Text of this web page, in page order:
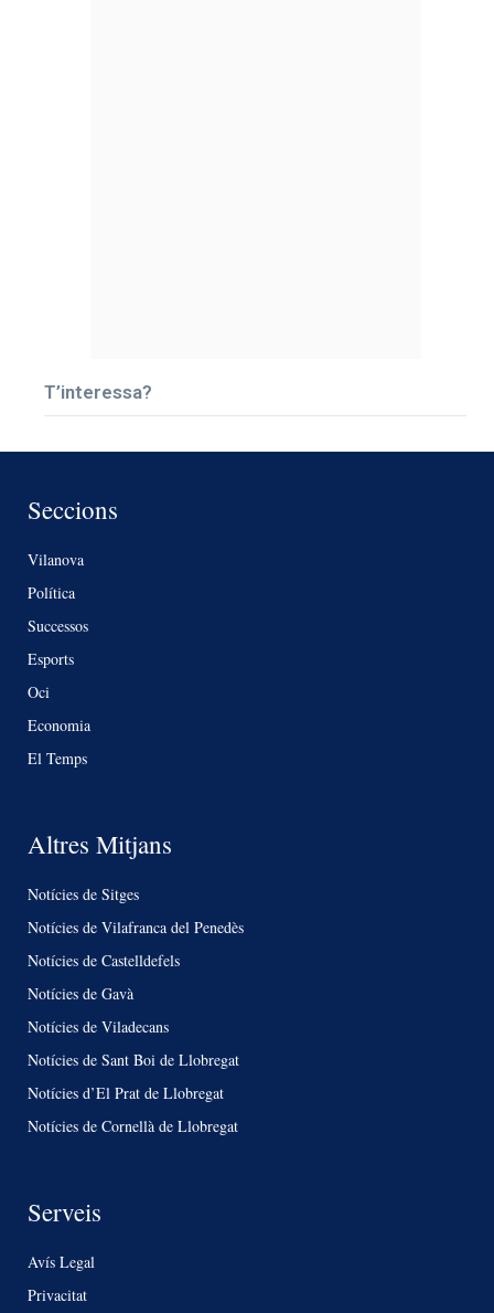
T’interessa?
Seccions
Vilanova
Política
Successos
Esports
Oci
Economia
El Temps
Altres Mitjans
Notícies de Sitges
Notícies de Vilafranca del Penedès
Notícies de Castelldefels
Notícies de Gavà
Notícies de Viladecans
Notícies de Sant Boi de Llobregat
Notícies d’El Prat de Llobregat
Notícies de Cornellà de Llobregat
Serveis
Avís Legal
Privacitat